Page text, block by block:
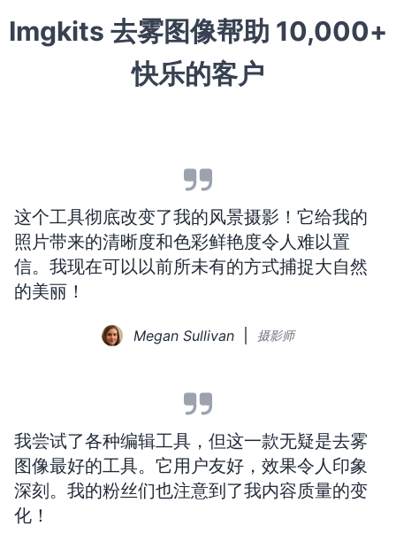
Imgkits 去雾图像帮助 10,000+
快乐的客户
这个工具彻底改变了我的风景摄影！它给我的
照片带来的清晰度和色彩鲜艳度令人难以置
信。我现在可以以前所未有的方式捕捉大自然
的美丽！
Megan Sullivan 摄影师
我尝试了各种编辑工具，但这一款无疑是去雾
图像最好的工具。它用户友好，效果令人印象
深刻。我的粉丝们也注意到了我内容质量的变
化！